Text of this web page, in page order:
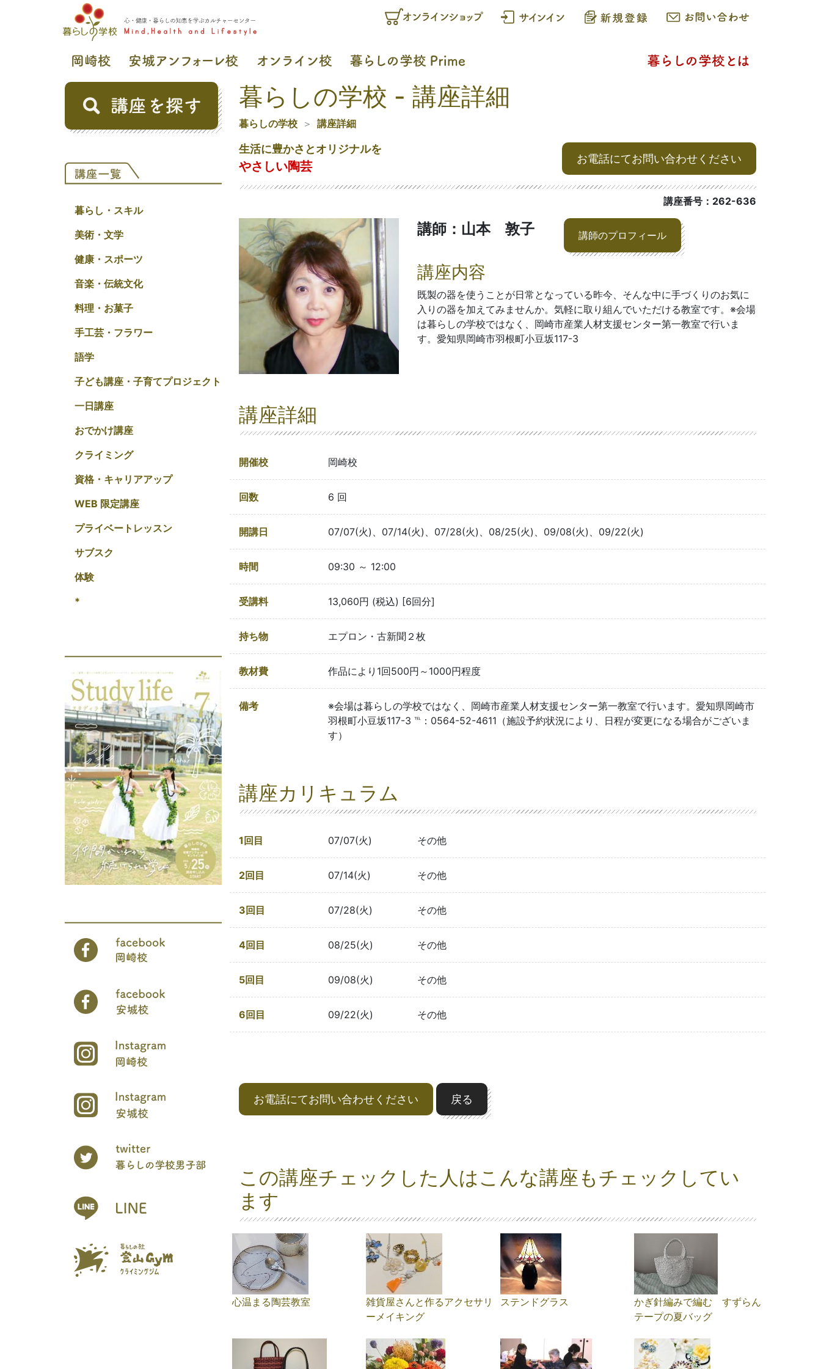
暮らし・スキル
美術・文学
健康・スポーツ
音楽・伝統文化
料理・お菓子
手工芸・フラワー
語学
子ども講座・子育てプロジェクト
一日講座
おでかけ講座
クライミング
資格・キャリアアップ
WEB 限定講座
プライベートレッスン
サブスク
体験
*
暮らしの学校 - 講座詳細
暮らしの学校 講座詳細
生活に豊かさとオリジナルを
やさしい陶芸
お電話にてお問い合わせください
講座番号：262-636
講師：山本 敦子 講師のプロフィール
講座内容
既製の器を使うことが日常となっている昨今、そんな中に手づくりのお気に
入りの器を加えてみませんか。気軽に取り組んでいただける教室です。※会場
は暮らしの学校ではなく、岡崎市産業人材支援センター第一教室で行いま
す。愛知県岡崎市羽根町小豆坂117-3
講座詳細
開催校 岡崎校
回数 6 回
開講日 07/07(火)、07/14(火)、07/28(火)、08/25(火)、09/08(火)、09/22(火)
時間 09:30 ～ 12:00
受講料 13,060円 (税込) [6回分]
持ち物 エプロン・古新聞２枚
教材費 作品により1回500円～1000円程度
備考
※会場は暮らしの学校ではなく、岡崎市産業人材支援センター第一教室で行います。愛知県岡崎市
羽根町小豆坂117-3 ℡：0564-52-4611（施設予約状況により、日程が変更になる場合がございま
す）
講座カリキュラム
1回目 07/07(火) その他
2回目 07/14(火) その他
3回目 07/28(火) その他
4回目 08/25(火) その他
5回目 09/08(火) その他
6回目 09/22(火) その他
お電話にてお問い合わせください 戻る
この講座チェックした人はこんな講座もチェックしてい
ます
心温まる陶芸教室
雑貨屋さんと作るアクセサリ
ーメイキング
ステンドグラス
かぎ針編みで編む すずらん
テープの夏バッグ